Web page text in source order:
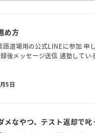
め方
道場用の公式LINEに参加 申
後メッセージ送信 通塾して
5日
メなやつ、テスト返却で叱